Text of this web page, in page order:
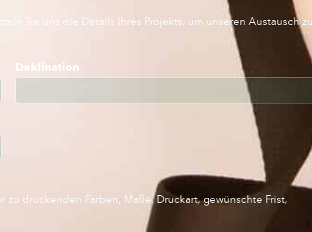
Sie uns die Details Ihres Projekts, um unseren Austausch
Deklination
druckenden Farben, Maße, Druckart, gewünschte Frist,